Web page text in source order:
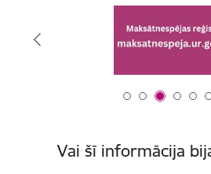
Vai šī informācija